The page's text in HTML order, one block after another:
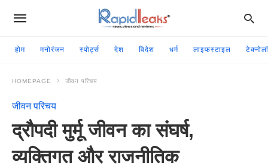
होम मनोरंजन स्पोर्ट्स देश विदेश धर्म लाइफस्टाइल
HOMEPAGE जीवन परिचय
जीवन परिचय
द्रौपदी मुर्मू जीवन का संघर्ष,
व्यक्तिगत और राजनीतिक